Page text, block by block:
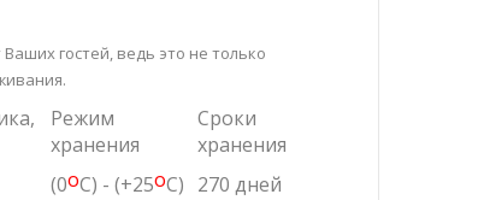
гостей, ведь это не только
Режим
хранения
Сроки
хранения
(0oC) - (+25oC) 270 дней